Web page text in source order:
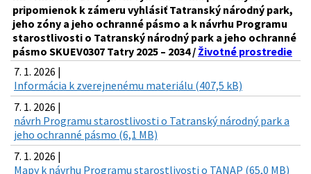
pripomienok k zámeru vyhlásiť Tatranský národný park,
jeho zóny a jeho ochranné pásmo a k návrhu Programu
starostlivosti o Tatranský národný park a jeho ochranné
pásmo SKUEV0307 Tatry 2025 – 2034 / Životné prostredie
7. 1. 2026 |
Informácia k zverejnenému materiálu (407,5 kB)
7. 1. 2026 |
návrh Programu starostlivosti o Tatranský národný park a
jeho ochranné pásmo (6,1 MB)
7. 1. 2026 |
Mapy k návrhu Programu starostlivosti o TANAP (65,0 MB)